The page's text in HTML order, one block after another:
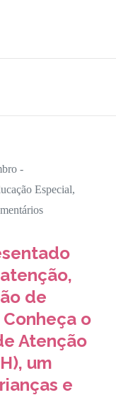
-
Especial,
Hiperatividade
Impulsividade?
o
TDAH
de
o
Atenção
um
e